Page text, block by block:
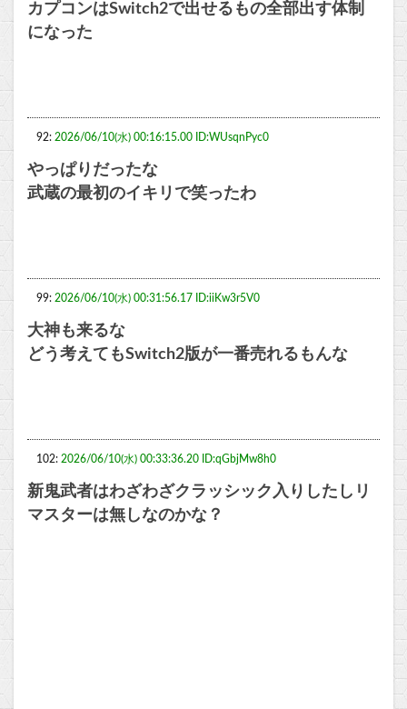
カプコンはSwitch2で出せるもの全部出す体制
になった
92: 2026/06/10(水) 00:16:15.00 ID:WUsqnPyc0
やっぱりだったな
武蔵の最初のイキリで笑ったわ
99: 2026/06/10(水) 00:31:56.17 ID:iiKw3r5V0
大神も来るな
どう考えてもSwitch2版が一番売れるもんな
102: 2026/06/10(水) 00:33:36.20 ID:qGbjMw8h0
新鬼武者はわざわざクラッシック入りしたしリ
マスターは無しなのかな？